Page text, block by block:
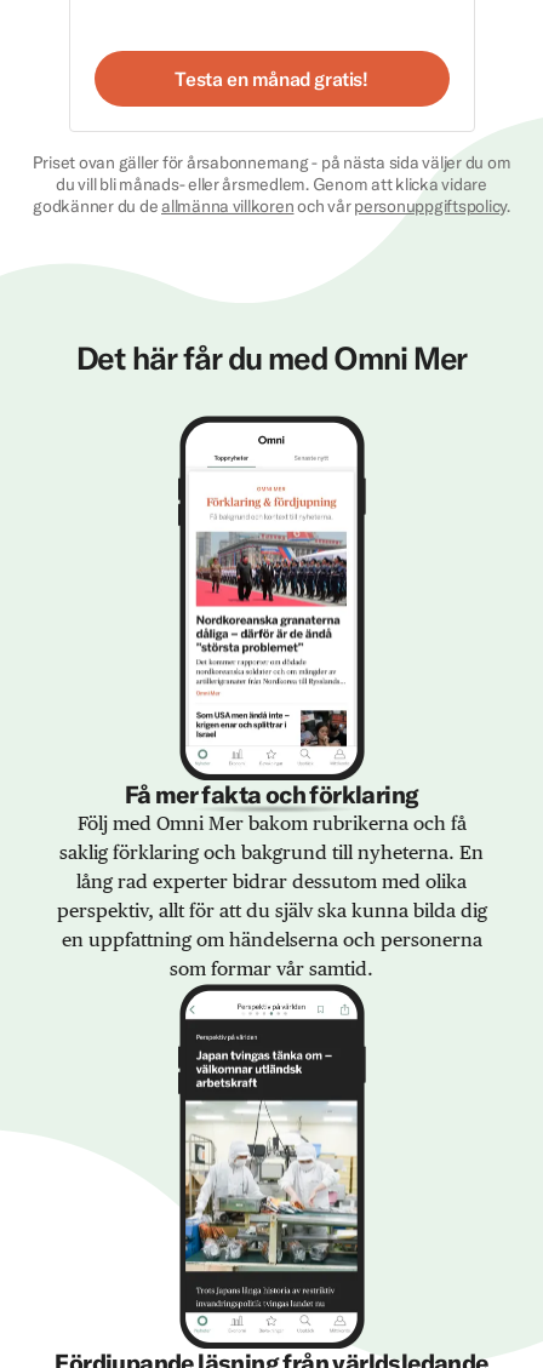
Testa en månad gratis!
Priset ovan gäller för årsabonnemang - på nästa sida väljer du om
du vill bli månads- eller årsmedlem. Genom att klicka vidare
godkänner du deallmänna villkorenoch vårpersonuppgiftspolicy.
Det här får du med Omni Mer
Få mer fakta och förklaring
Följ med Omni Mer bakom rubrikerna och få
saklig förklaring och bakgrund till nyheterna. En
lång rad experter bidrar dessutom med olika
perspektiv, allt för att du själv ska kunna bilda dig
en uppfattning om händelserna och personerna
som formar vår samtid.